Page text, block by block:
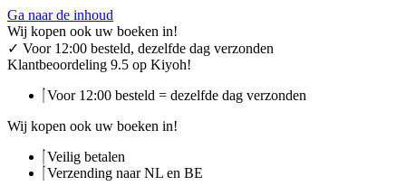
Ga naar de inhoud
Wij kopen ook uw boeken in!
✓ Voor 12:00 besteld, dezelfde dag verzonden
Klantbeoordeling 9.5 op Kiyoh!
Voor 12:00 besteld = dezelfde dag verzonden
Wij kopen ook uw boeken in!
Veilig betalen
Verzending naar NL en BE